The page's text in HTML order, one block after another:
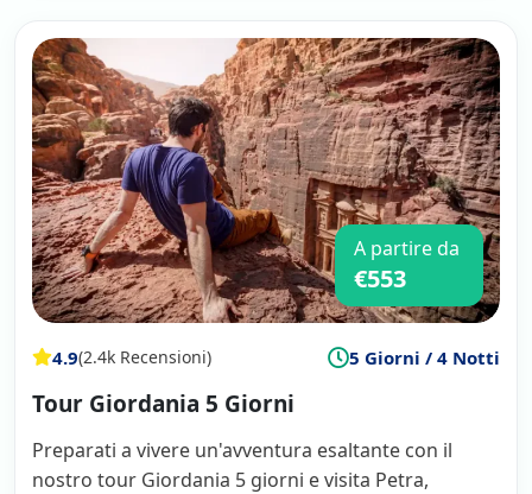
A partire da
€553
4.9(2.4k Recensioni) 5 Giorni / 4 Notti
Tour Giordania 5 Giorni
Preparati a vivere un'avventura esaltante con il
nostro tour Giordania 5 giorni e visita Petra,